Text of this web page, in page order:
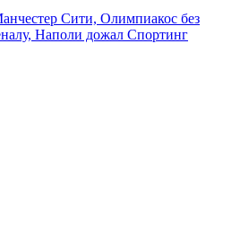
Сити, Олимпиакос без
Наполи дожал Спортинг